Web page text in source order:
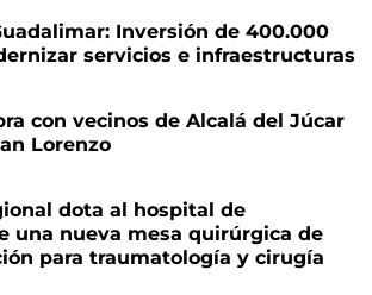
Inversión de 400.000
servicios e infraestructuras
con vecinos de Alcalá del Júcar
Lorenzo
dota al hospital de
una nueva mesa quirúrgica de
para traumatología y cirugía